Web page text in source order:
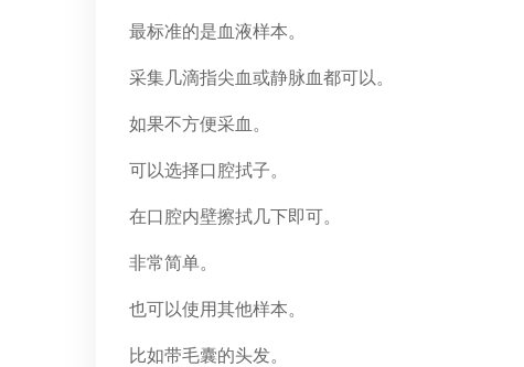
最标准的是血液样本。
采集几滴指尖血或静脉血都可以。
如果不方便采血。
可以选择口腔拭子。
在口腔内壁擦拭几下即可。
非常简单。
也可以使用其他样本。
比如带毛囊的头发。